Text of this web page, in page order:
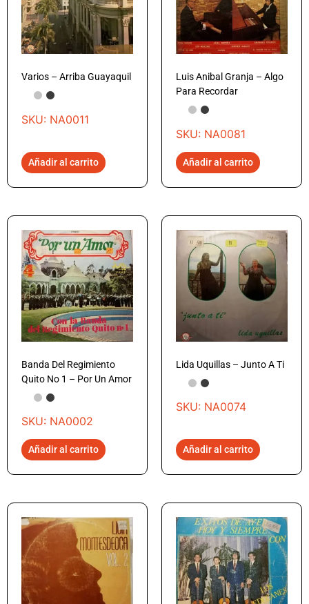
Varios – Arriba Guayaquil
SKU: NA0011
Añadir al carrito
Luis Anibal Granja – Algo
Para Recordar
SKU: NA0081
Añadir al carrito
Banda Del Regimiento
Quito No 1 – Por Un Amor
SKU: NA0002
Añadir al carrito
Lida Uquillas – Junto A Ti
SKU: NA0074
Añadir al carrito